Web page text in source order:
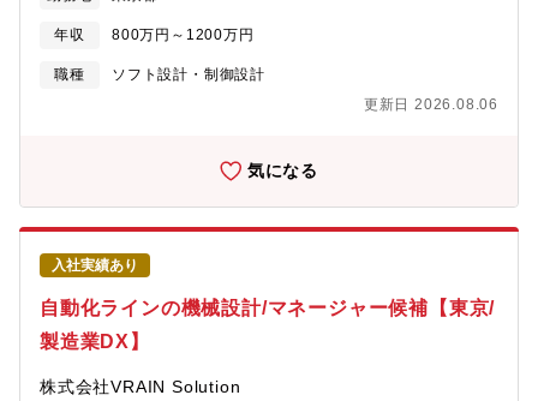
の真っ只中にあり、技術選定やアーキテクチャ設計にも裁量を持
って関与できる環境です。本ポジションではバックエンド領域の
開発マネージャー候補としてAI検査実行アプリケーションやAI学
テム設計、実装、導入までを一貫してリードしていただきます。
像処理やリアルタイムAI処理、パフォーマンス最適化などの技術
課題にも取り組み、バックエンド技術を通じて製造業向け産業シ
ステムの高度化に貢献できるポジションです。【主な業務内
容】・AI検査実行アプリケーション・AI学習システムの設計・実
装・テスト・運用のリード・パフォーマンス改善・高速化、大規
模データ処理の最適化・高速化・最適化の成果が 実際に検査でき
る対象や量の増加につながり、現場の生産性向上に直結・新プロ
ダクト開発における技術選定・アーキテクチャ設計・チーム管理
（2～5名規模）、コードレビュー、開発プロセス改善【魅力やり
とが可能・高度なバックエンド技術・リアルタイム処理・パフォ
年収 800万円～1200万円
職種
ソフト設計・制御設計
更新日 2026.08.06
気になる
入社実績あり
自動化ラインの機械設計/マネージャー候補【東京/
製造業DX】
株式会社VRAIN Solution